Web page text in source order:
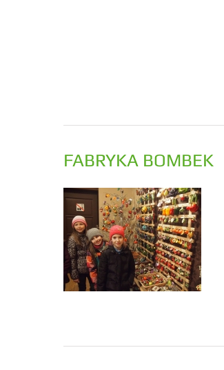
FABRYKA BOMBEK